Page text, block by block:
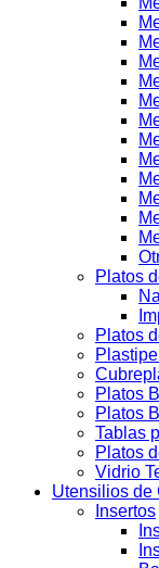
Platos
Platos
Platos
Platos
Tablas
Platos
Vidrio
Utensilios de
Insertos